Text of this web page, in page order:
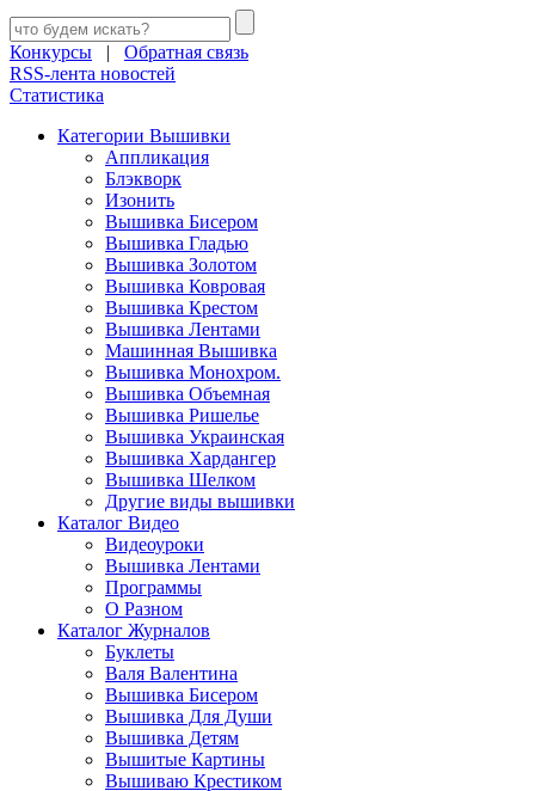
Конкурсы | Обратная связь
RSS-лента новостей
Статистика
Категории Вышивки
Аппликация
Блэкворк
Изонить
Вышивка Бисером
Вышивка Гладью
Вышивка Золотом
Вышивка Ковровая
Вышивка Крестом
Вышивка Лентами
Машинная Вышивка
Вышивка Монохром.
Вышивка Объемная
Вышивка Ришелье
Вышивка Украинская
Вышивка Хардангер
Вышивка Шелком
Другие виды вышивки
Каталог Видео
Видеоуроки
Вышивка Лентами
Программы
О Разном
Каталог Журналов
Буклеты
Валя Валентина
Вышивка Бисером
Вышивка Для Души
Вышивка Детям
Вышитые Картины
Вышиваю Крестиком